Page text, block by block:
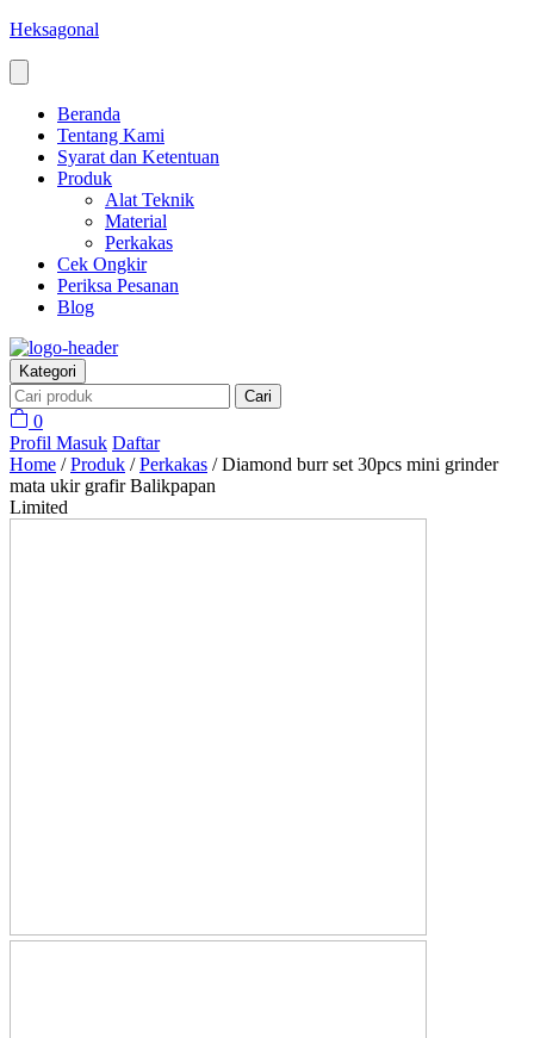
Heksagonal
Beranda
Tentang Kami
Syarat dan Ketentuan
Produk
Alat Teknik
Material
Perkakas
Cek Ongkir
Periksa Pesanan
Blog
Kategori
Cari
0
Profil Masuk Daftar
Home /Produk /Perkakas /Diamond burr set 30pcs mini grinder
mata ukir grafir Balikpapan
Limited